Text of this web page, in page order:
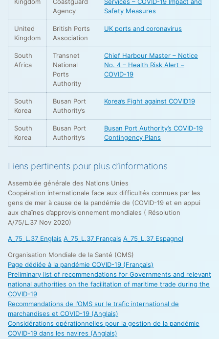
Agency
Safety Measures
United
Kingdom
British Ports
Association
UK ports and coronavirus
South
Africa
Transnet
National
Ports
Authority
Chief Harbour Master – Notice
No. 4 – Health Risk Alert –
COVID-19
South
Korea
Busan Port
Authority’s
Korea’s Fight against COVID19
South
Korea
Busan Port
Authority’s
Busan Port Authority’s COVID-19
Contingency Plans
Liens pertinents pour plus d’informations
Assemblée générale des Nations Unies
Coopération internationale face aux difficultés connues par les
gens de mer à cause de la pandémie de (COVID-19 et en appui
aux chaînes d’approvisionnement mondiales ( Résolution
A/75/L.37 Nov 2020)
A_75_L.37_Englais A_75_L.37_Français A_75_L.37_Espagnol
Organisation Mondiale de la Santé (OMS)
Page dédiée à la pandémie COVID-19 (Français)
Preliminary list of recommendations for Governments and relevant
national authorities on the facilitation of maritime trade during the
COVID-19
Recommandations de l’OMS sur le trafic international de
marchandises et COVID-19 (Anglais)
Considérations opérationnelles pour la gestion de la pandémie
COVID-19 dans les navires (Anglais)